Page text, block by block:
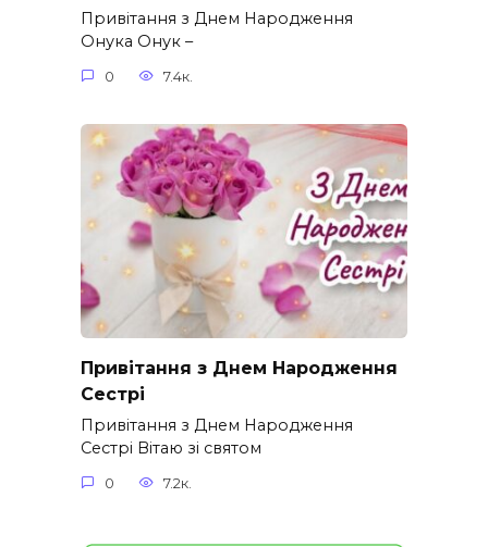
Привітання з Днем Народження
Онука Онук –
0 7.4к.
Привітання з Днем Народження
Сестрі
Привітання з Днем Народження
Сестрі Вітаю зі святом
0 7.2к.